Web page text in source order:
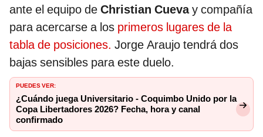
ante el equipo de Christian Cuevay compañía
para acercarse a los primeros lugares de la
tabla de posiciones. Jorge Araujo tendrá dos
bajas sensibles para este duelo.
PUEDES VER:
¿Cuándo juega Universitario - Coquimbo Unido por la
Copa Libertadores 2026? Fecha, hora y canal
confirmado